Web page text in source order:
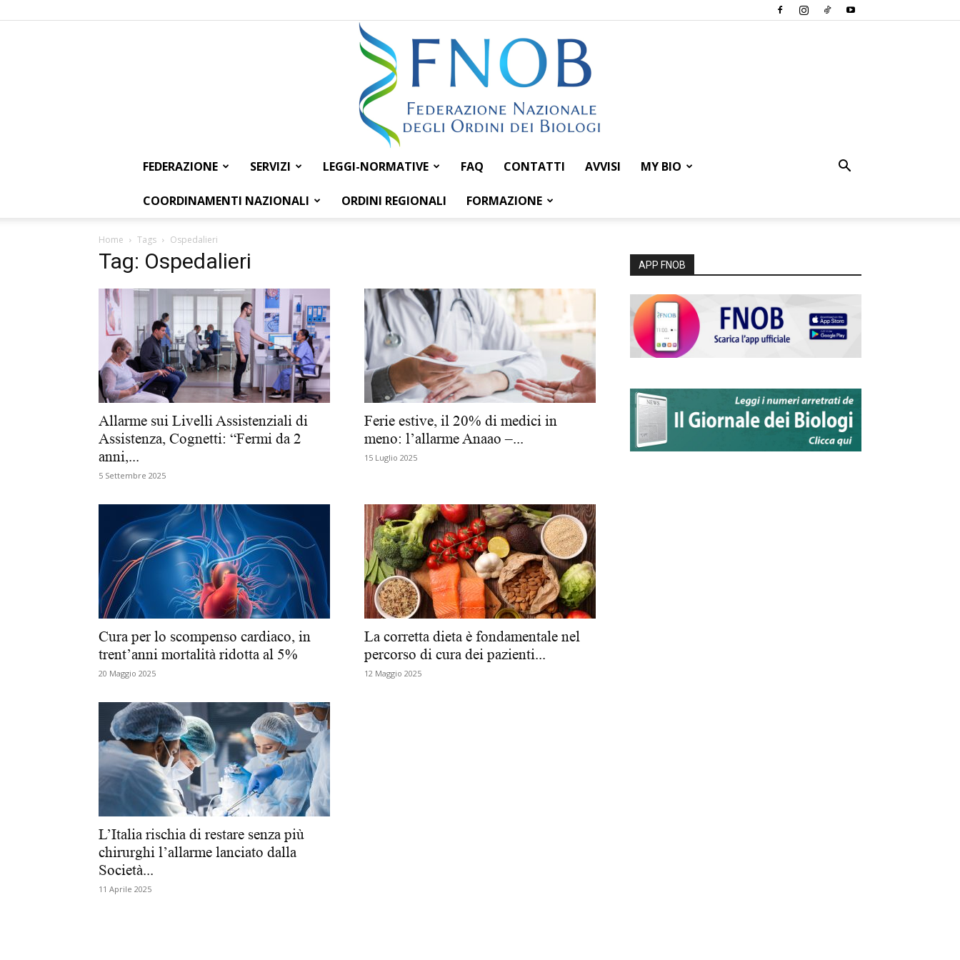
Federazione
Nazionale
degli
dei
Biologi
FEDERAZIONE SERVIZI LEGGI-NORMATIVE FAQ CONTATTI AVVISI MY BIO
COORDINAMENTI NAZIONALI ORDINI REGIONALI FORMAZIONE
Home Tags Ospedalieri
Tag: Ospedalieri
Allarme sui Livelli Assistenziali di
Assistenza, Cognetti: “Fermi da 2
anni,...
5 Settembre 2025
Ferie estive, il 20% di medici in
meno: l’allarme Anaao –...
15 Luglio 2025
Cura per lo scompenso cardiaco, in
trent’anni mortalità ridotta al 5%
20 Maggio 2025
La corretta dieta è fondamentale nel
percorso di cura dei pazienti...
12 Maggio 2025
L’Italia rischia di restare senza più
chirurghi l’allarme lanciato dalla
Società...
11 Aprile 2025
APP FNOB